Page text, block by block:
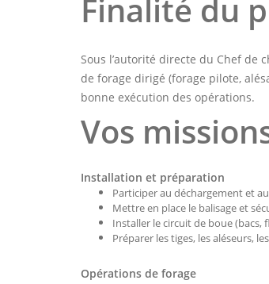
Finalité du
Sous l’autorité directe du Chef de
de forage dirigé (forage pilote,
bonne exécution des opérations.
Vos
Installation et préparation
Participer au déchargement et
Mettre en place le balisage et
Installer le circuit de boue (bacs,
Préparer les tiges, les aléseurs,
Opérations de forage